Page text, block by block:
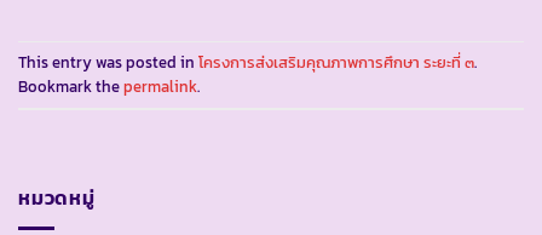
This entry was posted in โครงการส่งเสริมคุณภาพการศึกษา ระยะที่ ๓.
Bookmark thepermalink.
หมวดหมู่